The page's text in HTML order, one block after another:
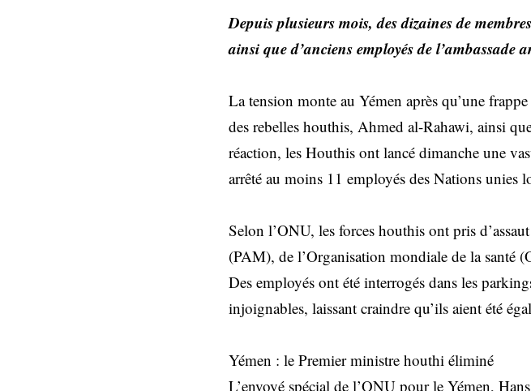
Depuis plusieurs mois, des dizaines de
ainsi que d’anciens employés de l’ambassade
La tension monte au Yémen après qu’une
des rebelles houthis, Ahmed al-Rahawi, ainsi
réaction, les Houthis ont lancé dimanche une
arrêté au moins 11 employés des Nations unies
Selon l’ONU, les forces houthis ont pris
(PAM), de l’Organisation mondiale de la santé
Des employés ont été interrogés dans les
injoignables, laissant craindre qu’ils aient été
Yémen : le Premier ministre houthi éliminé
L’envoyé spécial de l’ONU pour le Yémen,